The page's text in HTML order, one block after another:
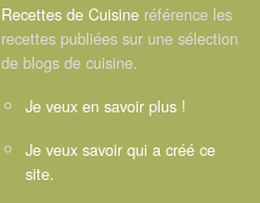
Recettes de Cuisine référence les
recettes publiées sur une sélection
de blogs de cuisine.
Je veux en savoir plus !
Je veux savoir qui a créé ce
site.